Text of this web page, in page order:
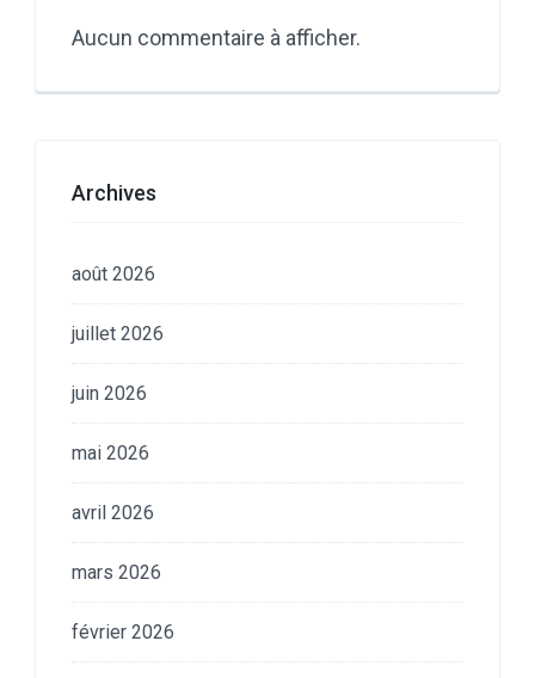
Aucun commentaire à afficher.
Archives
août 2026
juillet 2026
juin 2026
mai 2026
avril 2026
mars 2026
février 2026